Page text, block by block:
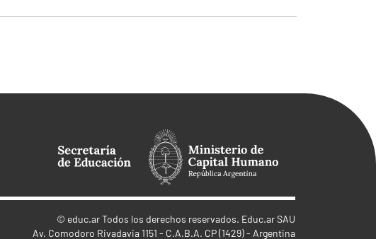
© educ.arTodos los derechos reservados. Educ.ar SAU
Av. Comodoro Rivadavia 1151 - C.A.B.A. CP (1429) - Argentina